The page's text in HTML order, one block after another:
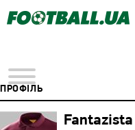
ПРОФІЛЬ
Fantazista